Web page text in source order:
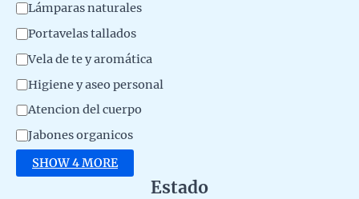
o Lámparas naturales
Portavelas tallados
Vela de te y aromática
Higiene y aseo personal
Atencion del cuerpo
Jabones organicos
SHOW 4 MORE
Estado